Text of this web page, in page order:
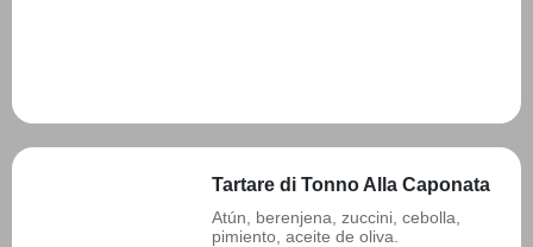
Tartare di Tonno Alla Caponata
Atún, berenjena, zuccini, cebolla,
pimiento, aceite de oliva.